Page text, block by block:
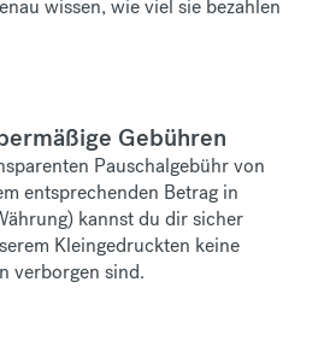
wissen, wie viel sie bezahlen
Gebühren
Pauschalgebühr von
entsprechenden Betrag in
kannst du dir sicher
Kleingedruckten keine
verborgen sind.